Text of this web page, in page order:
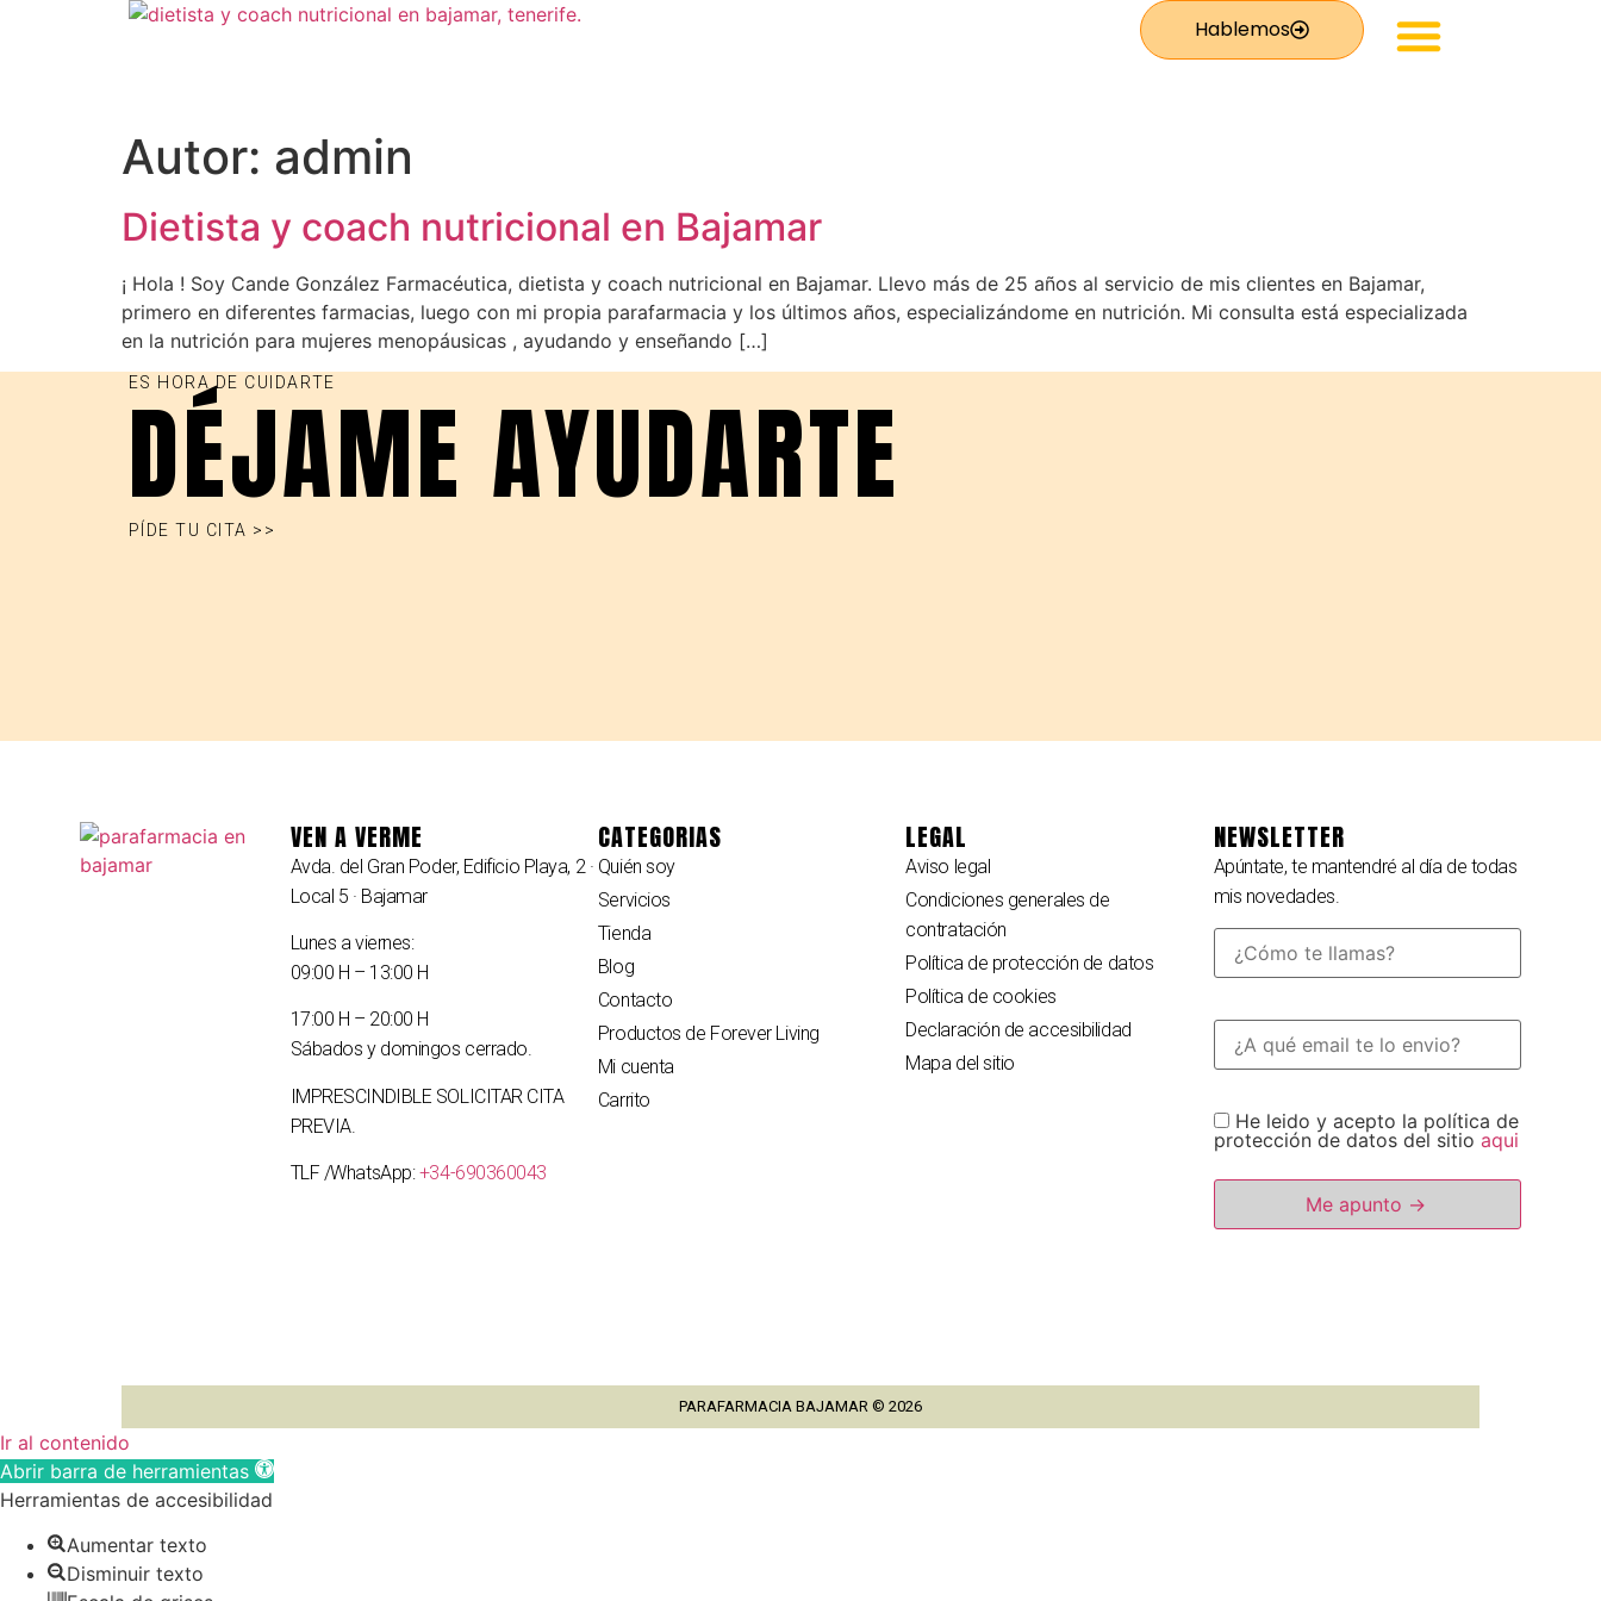
Hablemos
Autor: admin
Dietista y coach nutricional en Bajamar
¡ Hola ! Soy Cande González Farmacéutica, dietista y coach nutricional en Bajamar. Llevo más de 25 años al servicio de mis clientes en Bajamar,
primero en diferentes farmacias, luego con mi propia parafarmacia y los últimos años, especializándome en nutrición. Mi consulta está especializada
en la nutrición para mujeres menopáusicas , ayudando y enseñando […]
ES HORA DE CUIDARTE
DÉJAME AYUDARTE
PÍDE TU CITA >>
VEN A VERME
Avda. del Gran Poder, Edificio Playa, 2 ·
Local 5 · Bajamar
Lunes a viernes:
09:00 H – 13:00 H
17:00 H – 20:00 H
Sábados y domingos cerrado.
IMPRESCINDIBLE SOLICITAR CITA
PREVIA.
TLF /WhatsApp:+34-690360043
CATEGORIAS
Quién soy
Servicios
Tienda
Blog
Contacto
Productos de Forever Living
Mi cuenta
Carrito
LEGAL
Aviso legal
Condiciones generales de
contratación
Política de protección de datos
Política de cookies
Declaración de accesibilidad
Mapa del sitio
NEWSLETTER
Apúntate, te mantendré al día de todas
mis novedades.
He leido y acepto la política de
protección de datos del sitio aqui
PARAFARMACIA BAJAMAR © 2026
Ir al contenido
Abrir barra de herramientas
Herramientas de accesibilidad
Aumentar texto
Disminuir texto